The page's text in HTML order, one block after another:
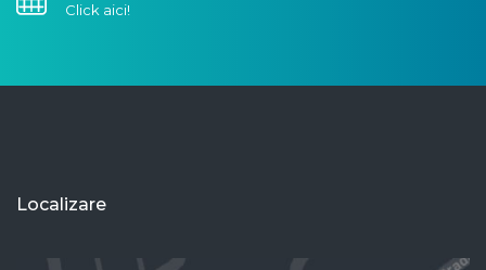
Click aici!
Localizare